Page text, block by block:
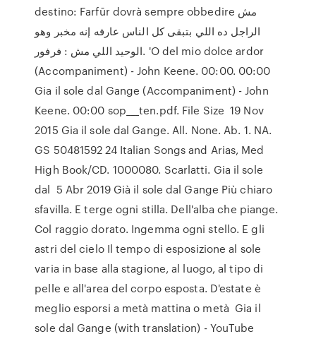
destino: Farfūr dovrà sempre obbedire مش
الراجل ده اللي بتبقى كل الناس عارفه إنه مخبر وهو
الوحيد اللي مش : فرفور. 'O del mio dolce ardor
(Accompaniment) - John Keene. 00:00. 00:00
Gia il sole dal Gange (Accompaniment) - John
Keene. 00:00 sop___ten.pdf. File Size 19 Nov
2015 Gia il sole dal Gange. All. None. Ab. 1. NA.
GS 50481592 24 Italian Songs and Arias, Med
High Book/CD. 1000080. Scarlatti. Gia il sole
dal 5 Abr 2019 Già il sole dal Gange Più chiaro
sfavilla. E terge ogni stilla. Dell'alba che piange.
Col raggio dorato. Ingemma ogni stello. E gli
astri del cielo Il tempo di esposizione al sole
varia in base alla stagione, al luogo, al tipo di
pelle e all'area del corpo esposta. D'estate è
meglio esporsi a metà mattina o metà Gia il
sole dal Gange (with translation) - YouTube